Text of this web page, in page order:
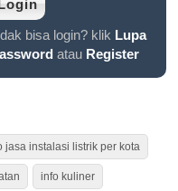
bisa login? klik Lupa
atau Register
jasa instalasi listrik per kota
info kuliner